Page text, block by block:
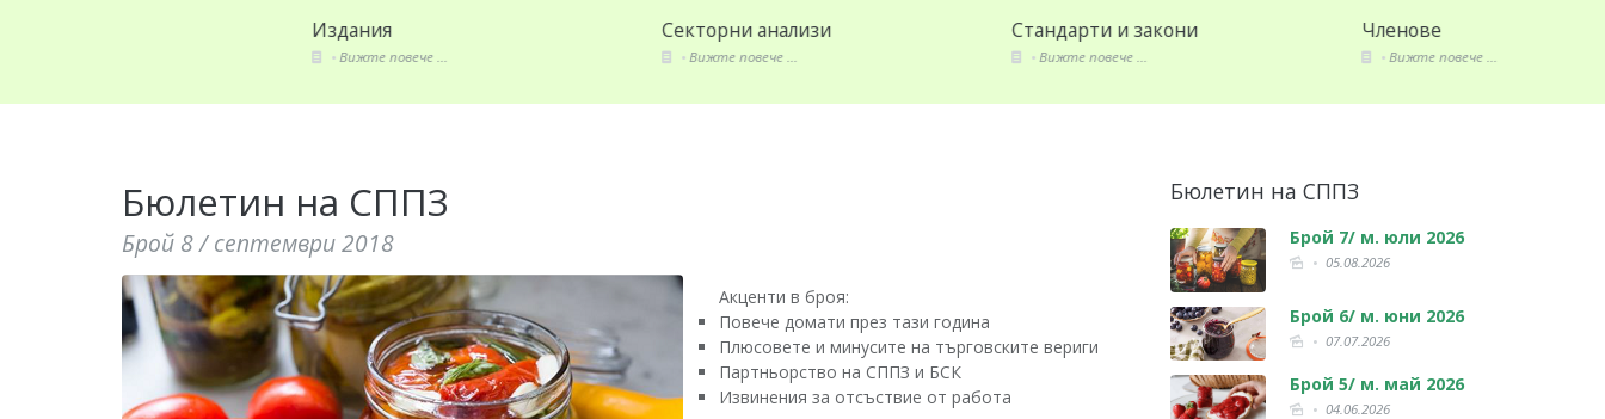
Издания Секторни анализи
Бюлетин на СППЗ
Брой 8 / септември 2018
Акценти в броя:
Повече домати през тази година
Плюсовете и минусите на търговските вериги
Партньорство на СППЗ и БСК
Извинения за отсъствие от работа
Бюлетин на СППЗ
Брой 7/ м. юли 2026
05.08.2026
Брой 6/ м. юни 2026
07.07.2026
Брой 5/ м. май 2026
04.06.2026